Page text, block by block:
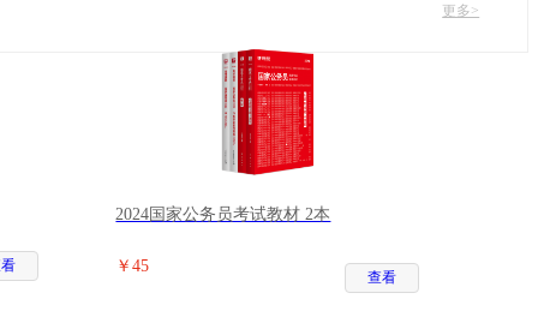
更多>
2024国家公务员考试教材 2本
￥45
查看